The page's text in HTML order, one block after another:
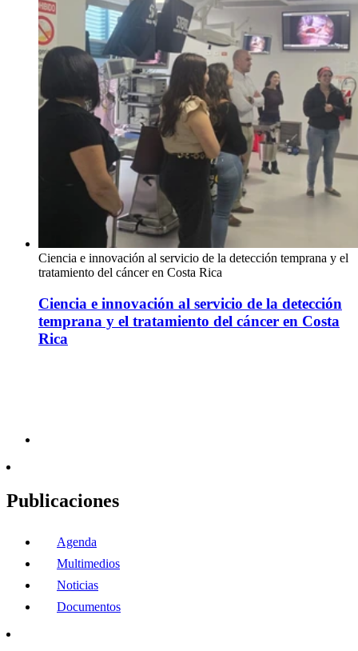
Ciencia e innovación al servicio de la detección temprana y el
tratamiento del cáncer en Costa Rica
Ciencia e innovación al servicio de la detección
temprana y el tratamiento del cáncer en Costa
Rica
Publicaciones
Agenda
Multimedios
Noticias
Documentos